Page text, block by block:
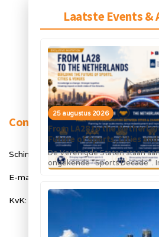
Laatste Events
25 augustus 2026
From LA28 to the
Future of Sports, Cities and
De Verenigde Staten staan
ongekende “Sports Decade”.
topsportevenementen en
Contact
Schimmelt 40, 5611 ZX Eindhoven
E-mail: info@orangesportsforum.com
KvK: 50334905